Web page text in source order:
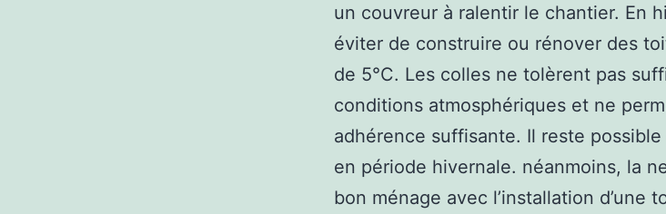
un couvreur à ralentir le chantier. En
éviter de construire ou rénover des
de 5°C. Les colles ne tolèrent pas
conditions atmosphériques et ne
adhérence suffisante. Il reste
en période hivernale. néanmoins, la
bon ménage avec l’installation d’une